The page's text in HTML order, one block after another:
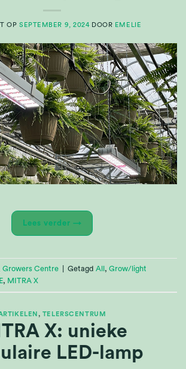
OP SEPTEMBER 9, 2024 DOOR EMELIE
Lees verder →
Growers Centre Getagd All , Grow/light
, MITRA X
, TELERSCENTRUM
X: unieke
LED-lamp